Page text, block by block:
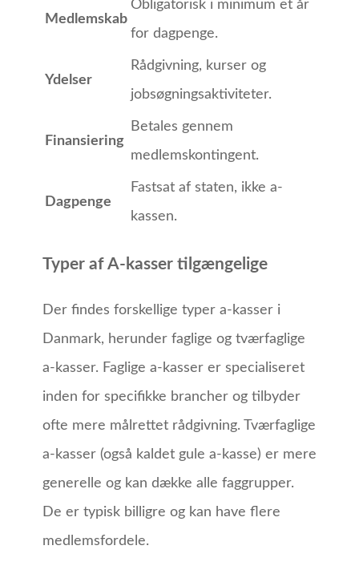
Medlemskab
Obligatorisk i minimum et år
for dagpenge.
Ydelser
Rådgivning, kurser og
jobsøgningsaktiviteter.
Finansiering
Betales gennem
medlemskontingent.
Dagpenge
Fastsat af staten, ikke a-
kassen.
Typer af A-kasser tilgængelige
Der findes forskellige typer a-kasser i
Danmark, herunder faglige og tværfaglige
a-kasser. Faglige a-kasser er specialiseret
inden for specifikke brancher og tilbyder
ofte mere målrettet rådgivning. Tværfaglige
a-kasser (også kaldet gule a-kasse) er mere
generelle og kan dække alle faggrupper.
De er typisk billigre og kan have flere
medlemsfordele.